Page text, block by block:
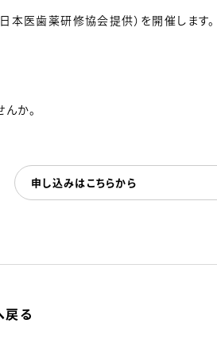
医歯薬研修協会提供）を開催します。
か。
申し込みはこちらから
戻る